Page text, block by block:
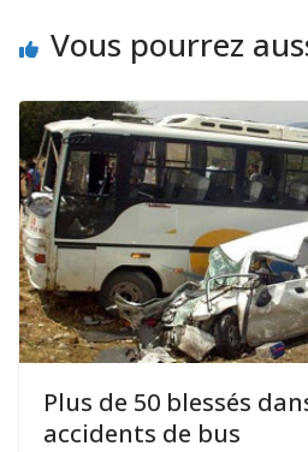
Vous pourrez
Plus de 50 blessés
accidents de bus